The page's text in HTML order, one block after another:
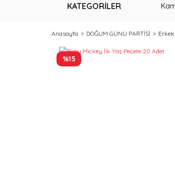
KATEGORİLER
Anasayfa DOĞUM GÜNÜ PARTİSİ
%15